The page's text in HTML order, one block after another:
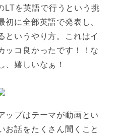
LTを英語で行うという挑
に全部英語で発表し、
というやり方。これはイ
ッコ良かったです！！な
、嬉しいなぁ！
ップはテーマが動画とい
お話をたくさん聞くこと